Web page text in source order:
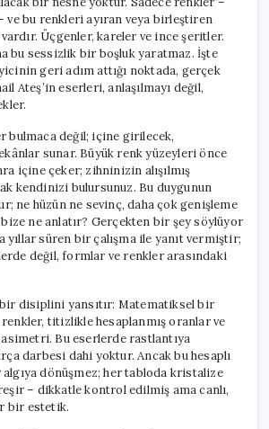
– ve bu renkleri ayıran veya birleştiren
Üçgenler, kareler ve ince şeritler.
bu sessizlik bir boşluk yaratmaz. İşte
geri adım attığı noktada, gerçek
Ateş’in eserleri, anlaşılmayı değil,
bulmaca değil; içine girilecek,
sunar. Büyük renk yüzeyleri önce
içine çeker; zihninizin alışılmış
kendinizi bulursunuz. Bu duygunun
ne hüzün ne sevinç, daha çok genişleme
ne anlatır? Gerçekten bir şey söylüyor
yıllar süren bir çalışma ile yanıt vermiştir;
değil, formlar ve renkler arasındaki
disiplini yansıtır: Matematiksel bir
titizlikle hesaplanmış oranlar ve
Bu eserlerde rastlantıya
darbesi dahi yoktur. Ancak bu hesaplı
algıya dönüşmez; her tabloda kristalize
– dikkatle kontrol edilmiş ama canlı,
bir estetik.